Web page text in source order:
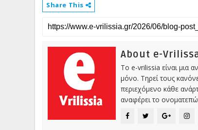
Share This
About e-
Το e-vrilissia είναι μια
μόνο. Τηρεί τους
περιεχόμενο κάθε
αναφέρει το